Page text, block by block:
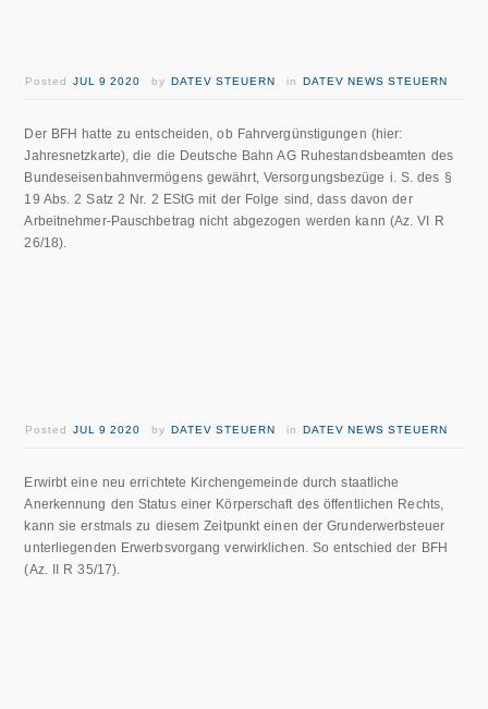
PostedJUL 9 2020 byDATEV STEUERN inDATEV NEWS STEUERN
Der BFH hatte zu entscheiden, ob Fahrvergünstigungen (hier:
Jahresnetzkarte), die die Deutsche Bahn AG Ruhestandsbeamten des
Bundeseisenbahnvermögens gewährt, Versorgungsbezüge i. S. des §
19 Abs. 2 Satz 2 Nr. 2 EStG mit der Folge sind, dass davon der
Arbeitnehmer-Pauschbetrag nicht abgezogen werden kann (Az. VI R
26/18).
PostedJUL 9 2020 byDATEV STEUERN inDATEV NEWS STEUERN
Erwirbt eine neu errichtete Kirchengemeinde durch staatliche
Anerkennung den Status einer Körperschaft des öffentlichen Rechts,
kann sie erstmals zu diesem Zeitpunkt einen der Grunderwerbsteuer
unterliegenden Erwerbsvorgang verwirklichen. So entschied der BFH
(Az. II R 35/17).